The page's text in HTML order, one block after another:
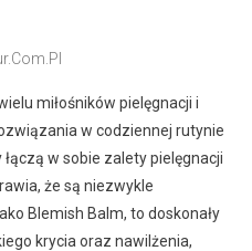
miłośników pielęgnacji i
w codziennej rutynie
w sobie zalety pielęgnacji
że są niezwykle
Blemish Balm, to doskonały
krycia oraz nawilżenia,